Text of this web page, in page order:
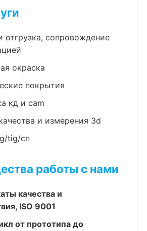
отгрузка, сопровождение
окраска
покрытия
кд и cam
и измерения 3d
tig/сп
работы с нами
качества и
ISO 9001
от прототипа до